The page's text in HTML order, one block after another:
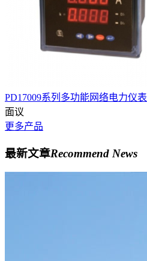
PD17009系列多功能网络电力仪表
面议
更多产品
最新文章Recommend News